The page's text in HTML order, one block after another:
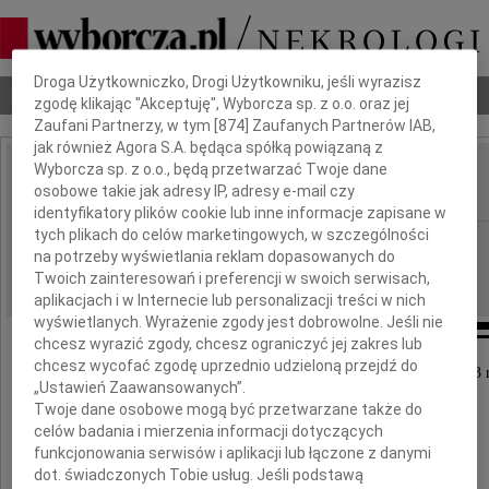
Nekrologi Odeszli Poradnik pogrzebowy
IMIĘ I NAZWISKO: Irena Sztaba
REGION: Kraków
DATA EMISJI: 08.02.2023
Z głębokim żalem zawiadamiamy, że 4 lutego 2023
odeszła od nas na zawsze przeżywszy 87 lat
Dbamy o Twoją prywatność
Droga Użytkowniczko, Drogi Użytkowniku, jeśli wyrazisz
zgodę klikając "Akceptuję", Wyborcza sp. z o.o. oraz jej
Zaufani Partnerzy, w tym [874 ] Zaufanych Partnerów IAB,
jak również Agora S.A. będąca spółką powiązaną z
Wyborcza sp. z o.o., będą przetwarzać Twoje dane
osobowe takie jak adresy IP, adresy e-mail czy
identyfikatory plików cookie lub inne informacje zapisane w
tych plikach do celów marketingowych, w szczególności
na potrzeby wyświetlania reklam dopasowanych do
Twoich zainteresowań i preferencji w swoich serwisach,
aplikacjach i w Internecie lub personalizacji treści w nich
wyświetlanych. Wyrażenie zgody jest dobrowolne. Jeśli nie
chcesz wyrazić zgody, chcesz ograniczyć jej zakres lub
chcesz wycofać zgodę uprzednio udzieloną przejdź do
„Ustawień Zaawansowanych”.
Twoje dane osobowe mogą być przetwarzane także do
celów badania i mierzenia informacji dotyczących
funkcjonowania serwisów i aplikacji lub łączone z danymi
dot. świadczonych Tobie usług. Jeśli podstawą